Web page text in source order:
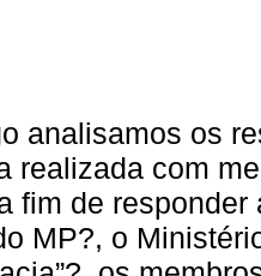
analisamos os
realizada com
fim de
MP?, o